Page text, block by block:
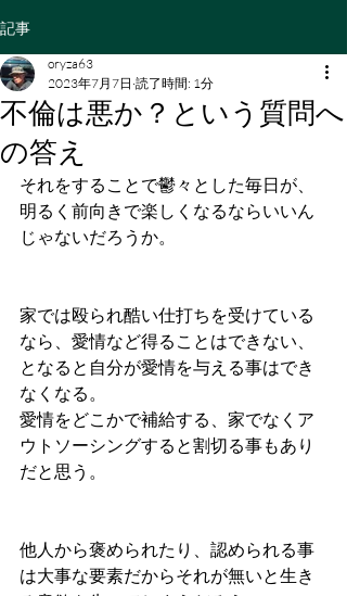
記事
不倫は悪か？という質問へ
の答え
oryza63
2023年7月7日 読了時間: 1分
それをすることで鬱々とした毎日が、
明るく前向きで楽しくなるならいいん
じゃないだろうか。
家では殴られ酷い仕打ちを受けている
なら、愛情など得ることはできない、
となると自分が愛情を与える事はでき
なくなる。
愛情をどこかで補給する、家でなくア
ウトソーシングすると割切る事もあり
だと思う。
他人から褒められたり、認められる事
は大事な要素だからそれが無いと生き